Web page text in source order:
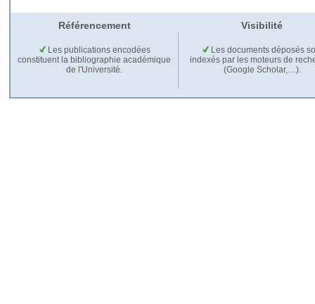
Référencement Visibilité
Les publications encodées
constituent la bibliographie académique
de l'Université.
Les documents déposés
indexés par les moteurs de
(Google Scholar,…).